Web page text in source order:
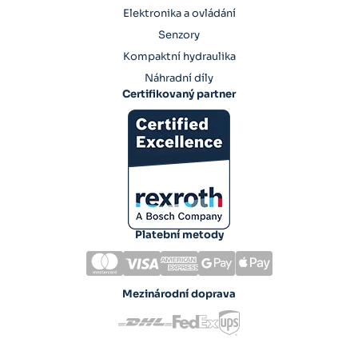
Elektronika a ovládání
Senzory
Kompaktní hydraulika
Náhradní díly
Certifikovaný partner
Platební metody
Mezinárodní doprava